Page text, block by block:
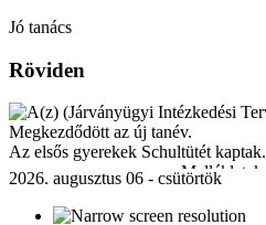
Jó tanács
Röviden
Megkezdődött az új tanév.
Az elsős gyerekek Schultütét kaptak.
Mellékletek:
2026. augusztus 06 - csütörtök